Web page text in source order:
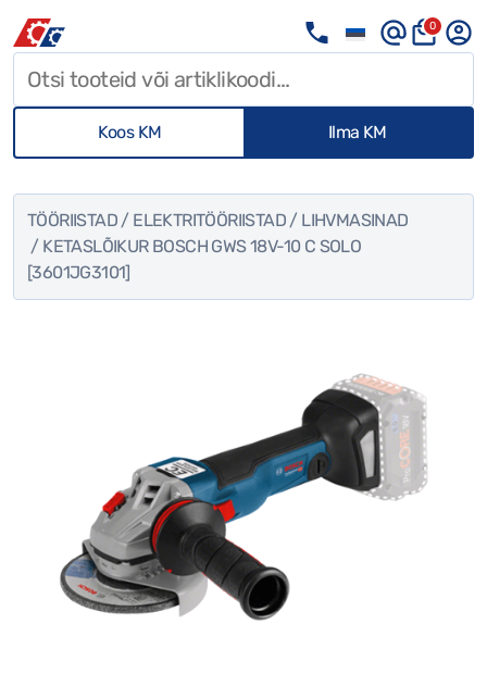
0
Koos KM Ilma KM
TÖÖRIISTAD / ELEKTRITÖÖRIISTAD / LIHVMASINAD
/ KETASLÕIKUR BOSCH GWS 18V-10 C SOLO
[3601JG3101]